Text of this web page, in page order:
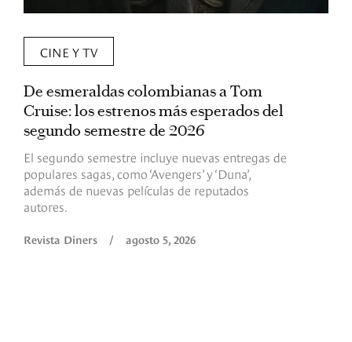
CINE Y TV
De esmeraldas colombianas a Tom
Cruise: los estrenos más esperados del
segundo semestre de 2026
El segundo semestre incluye nuevas entregas de
populares sagas, como ‘Avengers’ y ‘Duna’,
además de nuevas películas de reputados
autores.
Revista Diners / agosto 5, 2026